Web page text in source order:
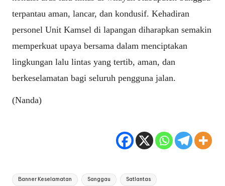
terpantau aman, lancar, dan kondusif. Kehadiran
personel Unit Kamsel di lapangan diharapkan semakin
memperkuat upaya bersama dalam menciptakan
lingkungan lalu lintas yang tertib, aman, dan
berkeselamatan bagi seluruh pengguna jalan.
(Nanda)
Tags:
Banner Keselamatan Sanggau Satlantas